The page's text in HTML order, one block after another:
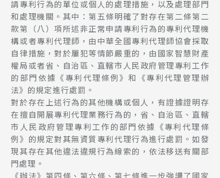
請專利行為的單位或個人的處理措施，以及處理部門
和處理機關。其中：第五條明確了對存在第二條第二
款第（八）項所述非正常申請專利行為的專利代理機
構或者專利代理師，由中華全國專利代理師協會採取
自律措施，對於屢犯等情節嚴重的，由國家智慧財產
權局或者省、自治區、直轄市人民政府管理專利工作
的部門依據《專利代理條例》和《專利代理管理辦
法》的規定進行處罰。
對於存在上述行為的其他機構或個人，有證據證明存
在擅自開展專利代理業務行為的，省、自治區、直轄
市人民政府管理專利工作的部門依據《專利代理條
例》的規定對其無資質專利代理行為進行處罰。如發
現其存在其他違法違規行為線索的，依法移送有關部
門處理。
《辦法》第四條、第六條、第七條進一步強調了國家